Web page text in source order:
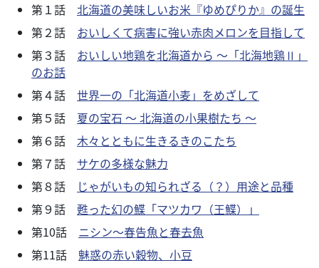
第１話 北海道の美味しいお米『ゆめぴりか』の誕生
第２話 おいしくて病害に強い赤肉メロンを目指して
第３話 おいしい地鶏を北海道から ～「北海地鶏Ⅱ」
のお話
第４話 世界一の「北海道小麦」をめざして
第５話 夏の宝石 ～ 北海道の小果樹たち ～
第６話 木々とともに生きるきのこたち
第７話 サケの多様な魅力
第８話
じゃがいもの知られざる（？）用途と品種
第９話 甦った幻の鰈「マツカワ（王鰈）」
第10話 ニシン～春告魚と春去魚
第11話 魅惑の赤い穀物、小豆